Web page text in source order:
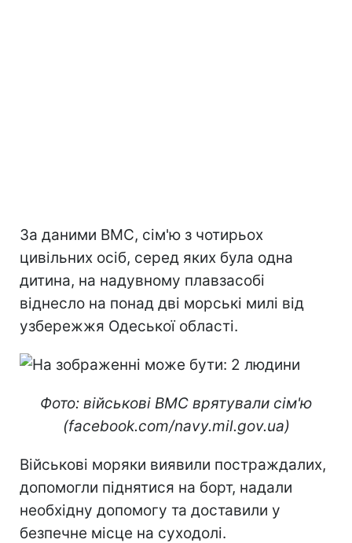
За даними ВМС, сім'ю з чотирьох
цивільних осіб, серед яких була одна
дитина, на надувному плавзасобі
віднесло на понад дві морські милі від
узбережжя Одеської області.
Фото: військові ВМС врятували сім'ю
(facebook.com/navy.mil.gov.ua)
Військові моряки виявили постраждалих,
допомогли піднятися на борт, надали
необхідну допомогу та доставили у
безпечне місце на суходолі.